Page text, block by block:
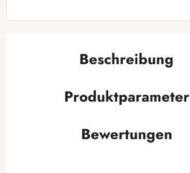
Beschreibung
Produktparameter
Bewertungen